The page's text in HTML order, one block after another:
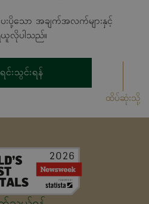
းပို့သော အချက်အလက်များနှင့်
ရယူလိုပါသည်။
ရင်းသွင်းရန်
ထိပ်ဆုံးသို့